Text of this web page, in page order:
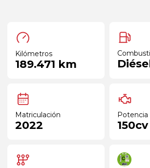
Kilómetros
189.471 km
Matriculación
2022
Potencia
150cv